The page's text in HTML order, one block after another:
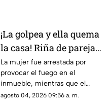
¡La golpea y ella quema
la casa! Riña de pareja
termina en incendio
total de vivienda en
Ciudad Juárez
La mujer fue arrestada por
provocar el fuego en el
inmueble, mientras que el
hombre fue detenido por
agosto 04, 2026 09:56 a. m.